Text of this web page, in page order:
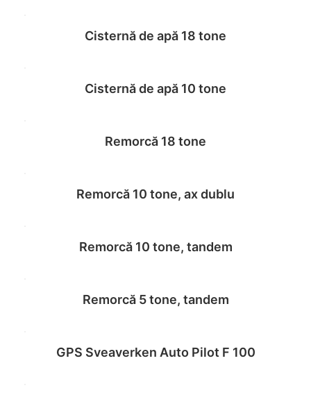
Cisternă de apă 18 tone
Cisternă de apă 10 tone
Remorcă 18 tone
Remorcă 10 tone, ax dublu
Remorcă 10 tone, tandem
Remorcă 5 tone, tandem
GPS Sveaverken Auto Pilot F 100